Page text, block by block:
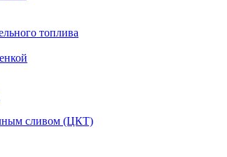
топлива
сливом (ЦКТ)